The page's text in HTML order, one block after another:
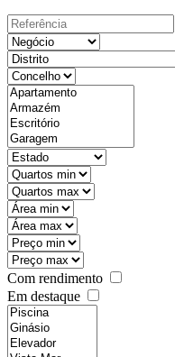
Com rendimento
Em destaque